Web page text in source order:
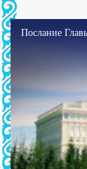
Послание